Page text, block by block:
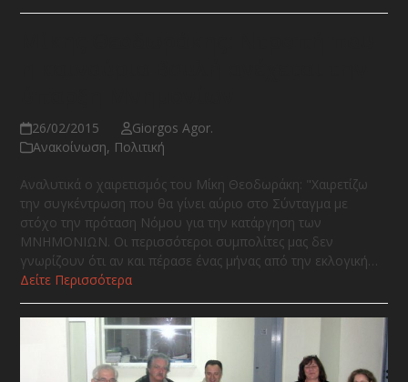
26/02/2015
Giorgos Agor.
Ανακοίνωση, Πολιτική
Αναλυτικά ο χαιρετισμός του Μίκη Θεοδωράκη: "Χαιρετίζω
την συγκέντρωση που θα γίνει αύριο στο Σύνταγμα με
στόχο την πρόταση Νόμου για την κατάργηση των
ΜΝΗΜΟΝΙΩΝ. Οι περισσότεροι συμπολίτες μας δεν
γνωρίζουν ότι αν και πέρασε ένας μήνας από την εκλογική…
Δείτε Περισσότερα